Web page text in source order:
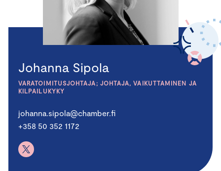
Johanna Sipola
VARATOIMITUSJOHTAJA; JOHTAJA, VAIKUTTAMINEN JA
KILPAILUKYKY
johanna.sipola@chamber.fi
+358 50 352 1172